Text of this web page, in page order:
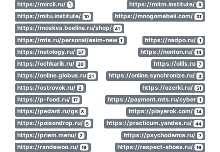
https://mircli.ru/ 1 https://mitm.institute/ 8
https://mitu.institute/ 10 https://mnogomebeli.com/ 31
https://moskva.beeline.ru/shop/ 41
https://mts.ru/personal/esim-new 1 https://nadpo.ru/ 1
https://netology.ru/ 57 https://nonton.ru/ 14
https://ochkarik.ru/ 30 https://ollis.ru 7
https://online.globus.ru 31 https://online.synchronize.ru/ 3
https://ostrovok.ru/ 2 https://ozerki.ru/ 51
https://p-food.ru/ 17 https://payment.mts.ru/cyber 1
https://pedant.ru/gs 8 https://playerok.com/ 14
https://poisondrop.ru/ 5 https://practicum.yandex.ru/ 44
https://priem.menu/ 2 https://psychodemia.ru/ 7
https://randewoo.ru/ 16 https://respect-shoes.ru/ 16